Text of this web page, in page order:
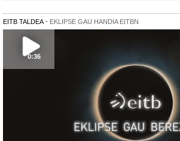
EITB TALDEA EKLIPSE GAU HANDIA EITBN
0:36